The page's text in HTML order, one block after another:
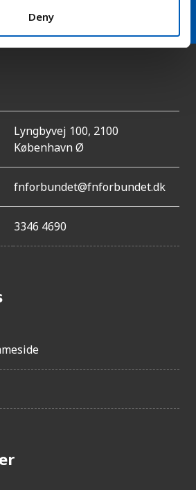
Deny
Lyngbyvej 100, 2100
København Ø
fnforbundet@fnforbundet.dk
3346 4690